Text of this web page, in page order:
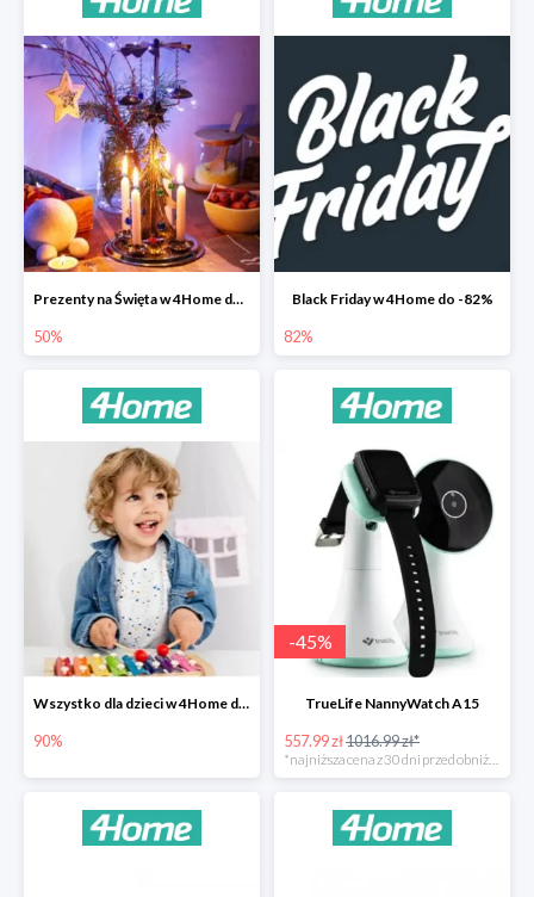
Prezenty na Święta w 4Home do -50%
50%
Black Friday w 4Home do -82%
82%
Wszystko dla dzieci w 4Home do -90%
90%
-45%
TrueLife NannyWatch A15
557.99 zł1016.99 zł*